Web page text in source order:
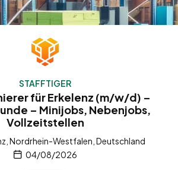
STAFFTIGER
für Erkelenz (m/w/d) –
– Minijobs, Nebenjobs,
Vollzeitstellen
Nordrhein-Westfalen, Deutschland
04/08/2026